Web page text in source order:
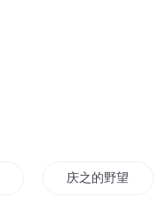
庆之的野望